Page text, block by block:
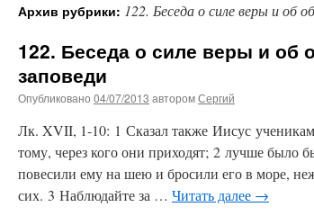
содержимому
Архив рубрики: 122. Беседа о силе веры и об
122. Беседа о силе веры и об
заповеди
Опубликовано 04/07/2013 авторомСергий
Лк. XVII, 1-10: 1 Сказал также Иисус
тому, через кого они приходят; 2 лучше было
повесили ему на шею и бросили его в море,
сих. 3 Наблюдайте за … Читать далее →